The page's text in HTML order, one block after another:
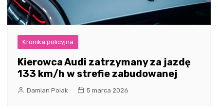
Kronika policyjna
Kierowca Audi zatrzymany za jazdę
133 km/h w strefie zabudowanej
Damian Polak 5 marca 2026